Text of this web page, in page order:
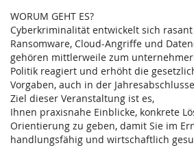
WORUM GEHT ES?
Cyberkriminalität entwickelt sich
Ransomware, Cloud-Angriffe und
gehören mittlerweile zum
Politik reagiert und erhöht die
Vorgaben, auch in der
Ziel dieser Veranstaltung ist es,
Ihnen praxisnahe Einblicke, konkrete
Orientierung zu geben, damit Sie im
handlungsfähig und wirtschaftlich